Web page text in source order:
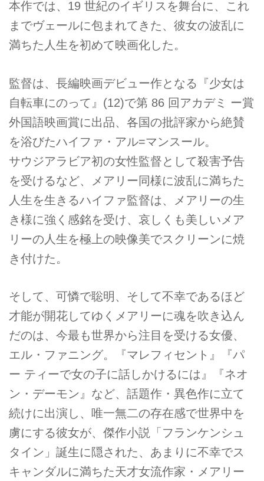
本作では、19 世紀のイギリスを舞台に、これ
までヴェールに包まれてきた、彼女の波乱に
満ちた人生を初めて映画化した。
監督は、長編映画デビュー作となる『少女は
自転車にのって』(12)で第 86 回アカデミ ー賞
外国語映画賞に出品、各国の批評家から絶賛
を浴びたハイファ・アル=マンスール。
サウジアラビア初の女性監督として殺害予告
を受けるなど、メアリー同様に波乱に満ちた
人生を生きるハイファ監督は、メアリーの生
き様に強く感銘を受け、哀しくも美しいメア
リーの人生を極上の映像美でスクリーンに焼
き付けた。
そして、可憐で聡明、そして不幸であるほど
才能が開花してゆくメアリーに魂を吹き込ん
だのは、今最も世界から注目を受ける女優、
エル・ファニング。『マレフィセント』『パ
ー ティーで女の子に話しかけるには』『ネオ
ン・デーモン』など、話題作・異色作に立て
続けに出演し、唯一無二の存在感で世界中を
虜にする彼女が、傑作小説「フランケンシュ
タイン」誕生に隠された、あまりに不幸でス
キャンダルに満ちた天才女流作家・メアリー